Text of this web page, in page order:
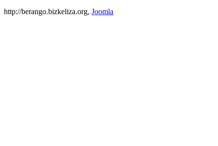
http://berango.bizkeliza.org, Joomla